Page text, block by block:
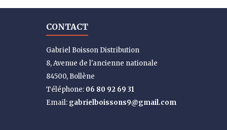
CONTACT
Gabriel Boisson Distribution
8, Avenue de l'ancienne nationale
84500, Bollène
Téléphone: 06 80 92 69 31
Email: gabrielboissons9@gmail.com